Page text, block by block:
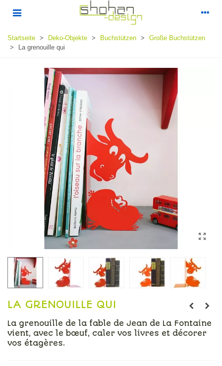
Startseite > Deko-Objekte > Buchstützen >
Große Buchstützen
>
La grenouille qui
LA GRENOUILLE QUI
La grenouille de la fable de Jean de La Fontaine
vient, avec le bœuf, caler vos livres et décorer
vos étagères.